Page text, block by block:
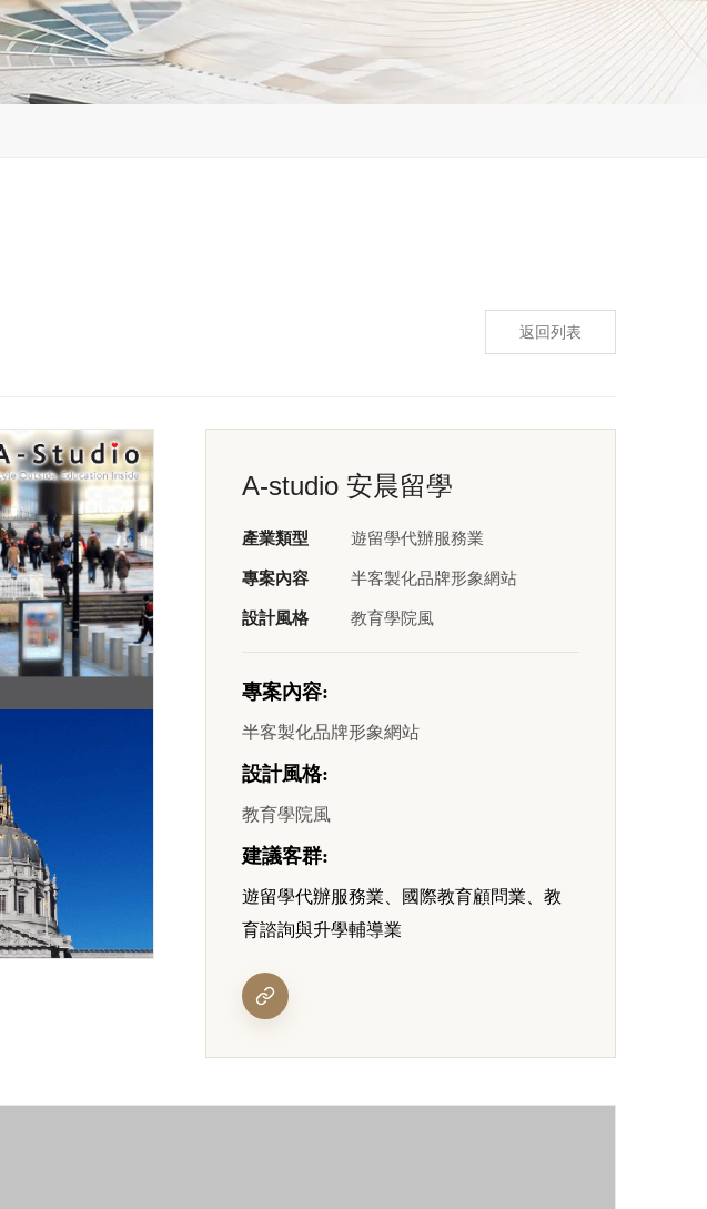
A-studio 安晨留學
產業類型 遊留學代辦服務業
專案內容 半客製化品牌形象網站
設計風格 教育學院風
專案內容:
半客製化品牌形象網站
設計風格:
教育學院風
建議客群:
遊留學代辦服務業、國際教育顧問業、教
育諮詢與升學輔導業